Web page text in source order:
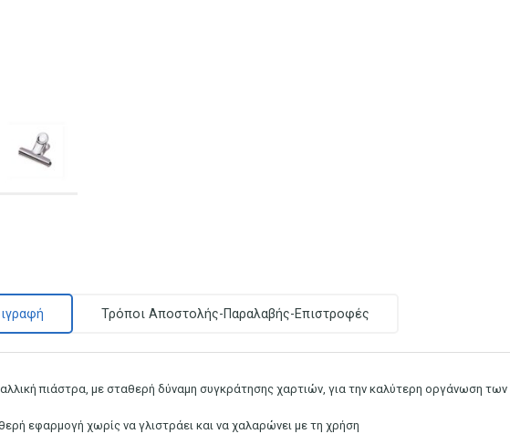
Τρόποι Αποστολής-Παραλαβής-Επιστροφές
πιάστρα, με σταθερή δύναμη συγκράτησης χαρτιών, για την καλύτερη οργάνωση
εφαρμογή χωρίς να γλιστράει και να χαλαρώνει με τη χρήση